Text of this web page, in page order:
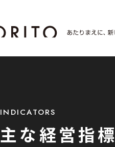
INDICATORS
主な経営指標